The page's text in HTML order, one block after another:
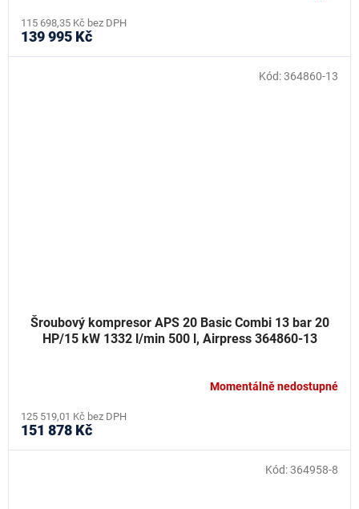
115 698,35 Kč bez DPH
139 995 Kč
Šroubový kompresor APS 20 Basic Combi 13 bar 20
HP/15 kW 1332 l/min 500 l, Airpress 364860-13
Momentálně nedostupné
125 519,01 Kč bez DPH
151 878 Kč
Kód:364860-13
Kód:364958-8